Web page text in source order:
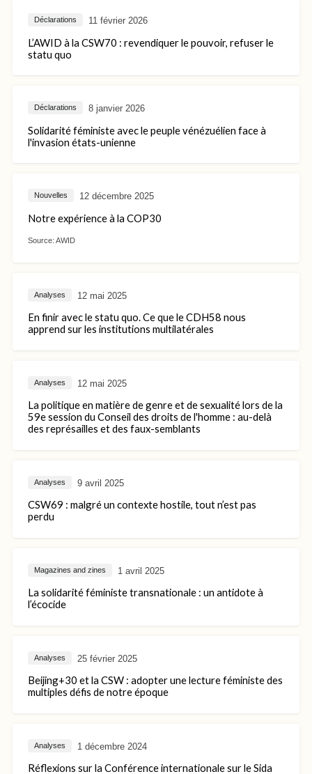
Déclarations 11 février 2026
L’AWID à la CSW70 : revendiquer le pouvoir, refuser le
statu quo
Déclarations 8 janvier 2026
Solidarité féministe avec le peuple vénézuélien face à
l'invasion états-unienne
Nouvelles 12 décembre 2025
Notre expérience à la COP30
Source: AWID
Analyses 12 mai 2025
En finir avec le statu quo. Ce que le CDH58 nous
apprend sur les institutions multilatérales
Analyses 12 mai 2025
La politique en matière de genre et de sexualité lors de la
59e session du Conseil des droits de l'homme : au-delà
des représailles et des faux-semblants
Analyses 9 avril 2025
CSW69 : malgré un contexte hostile, tout n’est pas
perdu
Magazines and zines 1 avril 2025
La solidarité féministe transnationale : un antidote à
l’écocide
Analyses 25 février 2025
Beijing+30 et la CSW : adopter une lecture féministe des
multiples défis de notre époque
Analyses 1 décembre 2024
Réflexions sur la Conférence internationale sur le Sida